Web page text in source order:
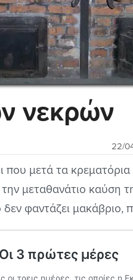
νεκρών
22/
μετά τα κρεματόρια
μεταθανάτιο καύση
φαντάζει μακάβριο,